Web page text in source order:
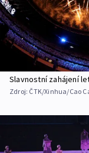
Slavnostní zahájení
Zdroj: ČTK/Xinhua/Cao